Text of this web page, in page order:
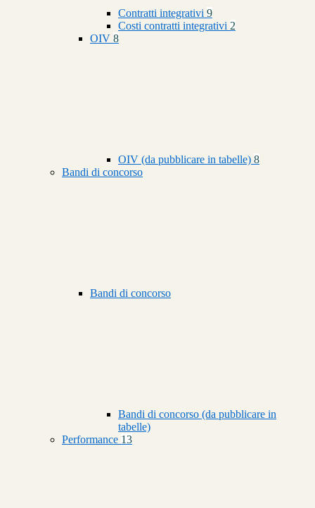
Contratti integrativi 9
Costi contratti integrativi 2
OIV 8
OIV (da pubblicare in tabelle) 8
Bandi di concorso
Bandi di concorso
Bandi di concorso (da pubblicare in
tabelle)
Performance 13